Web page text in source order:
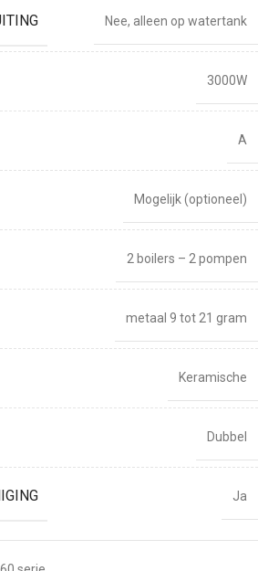
Nee, alleen op watertank
3000W
A
Mogelijk (optioneel)
2 boilers – 2 pompen
metaal 9 tot 21 gram
Keramische
Dubbel
Ja